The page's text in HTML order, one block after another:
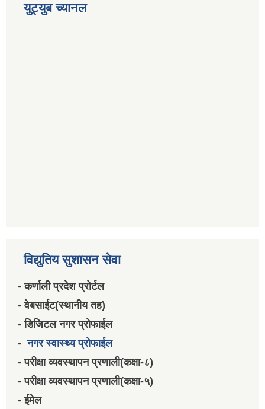
युट्युब च्यानल
विद्युतिय सुशासन सेवा
- कर्णाली प्रदेश प्रोर्टल
- वेबसाईट(स्थानीय तह)
- डिजिटल नगर प्रोफाईल
-नगर स्वास्थ्य प्रोफाईल
- परीक्षा व्यवस्थापन प्रणाली(कक्षा-८)
- परीक्षा व्यवस्थापन प्रणाली(कक्षा-५)
- ईमेल